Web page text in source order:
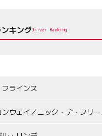
キングDriver Ranking
ラインス
ウェイ／ニック・デ・フリ